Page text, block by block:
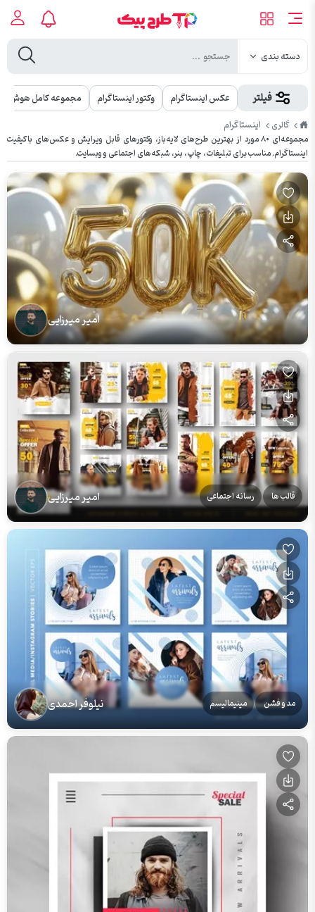
دسته بندی
فیلتر عکس اینستاگرام وکتور اینستاگرام
مجموعه کامل هوش
طرح
پیک
گالری اینستاگرام
مجموعه‌ای ۸۰ مورد از بهترین طرح‌های لایه‌باز، وکتورهای قابل ویرایش و عکس‌های باکیفیت
اینستاگرام. مناسب برای تبلیغات، چاپ، بنر، شبکه‌های اجتماعی و وبسایت.
امیر میرزایی
قالب ها رسانه اجتماعی امیر میرزایی
مد و فشن مینیمالیسم نیلوفر احمدی